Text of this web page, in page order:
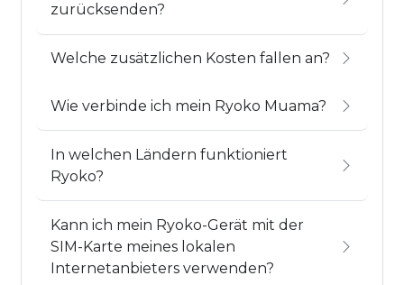
zurücksenden?
Welche zusätzlichen Kosten fallen an?
Wie verbinde ich mein Ryoko Muama?
In welchen Ländern funktioniert
Ryoko?
Kann ich mein Ryoko-Gerät mit der
SIM-Karte meines lokalen
Internetanbieters verwenden?